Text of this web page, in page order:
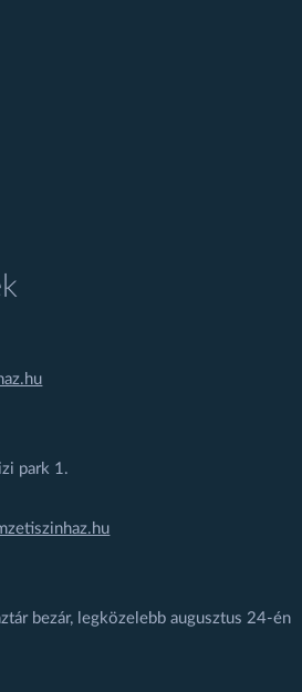
park 1.
bezár, legközelebb augusztus 24-én